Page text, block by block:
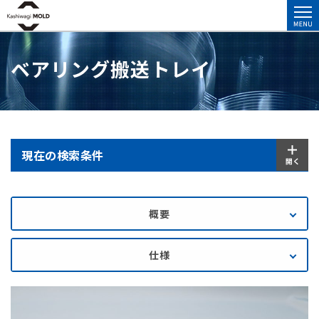
ベアリング搬送トレイ
現在の検索条件
概要
仕様